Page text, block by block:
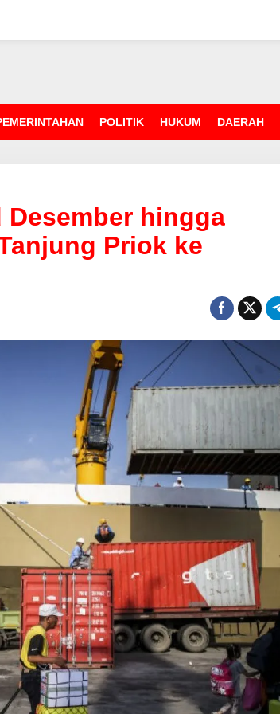
POLITIK HUKUM DAERAH
hingga
Priok ke